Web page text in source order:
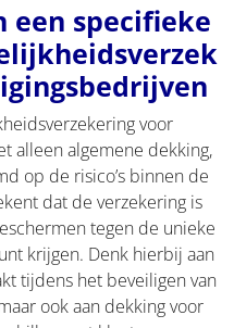
een specifieke
voor
alleen algemene dekking,
op de risico’s binnen de
dat de verzekering is
tegen de unieke
krijgen. Denk hierbij aan
tijdens het beveiligen van
ook aan dekking voor